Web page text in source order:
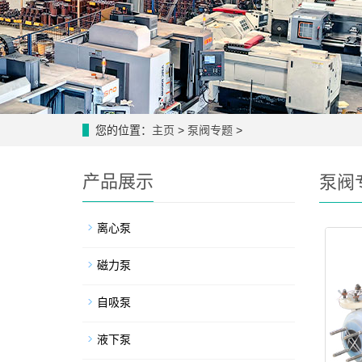
您的位置： 主页 > 泵阀专题 >
泵阀
产品展示
离心泵
磁力泵
自吸泵
液下泵